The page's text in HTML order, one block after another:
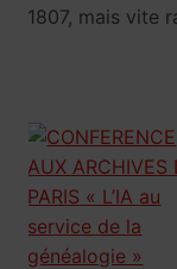
1807, mais vite